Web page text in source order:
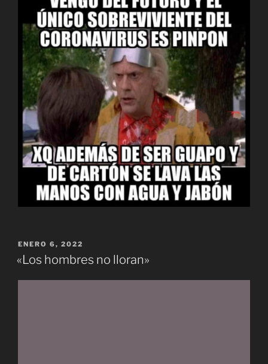
PUBLICADO
EL
ENERO 6, 2022
«Los hombres no lloran»